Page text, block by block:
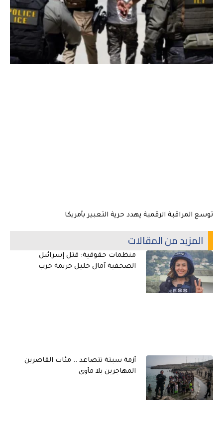
توسع المراقبة الرقمية يهدد حرية التعبير بأمريكا
المزيد من المقالات
منظمات حقوقية: قتل إسرائيل
الصحفية آمال خليل جريمة حرب
أزمة سبتة تتصاعد .. مئات القاصرين
المهاجرين بلا مأوى